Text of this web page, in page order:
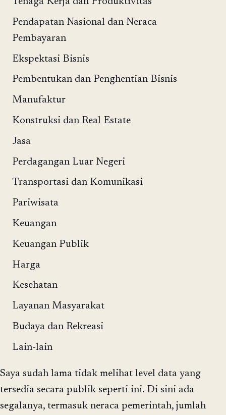
Pendapatan Nasional dan Neraca
Pembayaran
Ekspektasi Bisnis
Pembentukan dan Penghentian Bisnis
Manufaktur
Konstruksi dan Real Estate
Jasa
Perdagangan Luar Negeri
Transportasi dan Komunikasi
Pariwisata
Keuangan
Keuangan Publik
Harga
Kesehatan
Layanan Masyarakat
Budaya dan Rekreasi
Lain-lain
Saya sudah lama tidak melihat level data yang
tersedia secara publik seperti ini. Di sini ada
segalanya, termasuk neraca pemerintah, jumlah